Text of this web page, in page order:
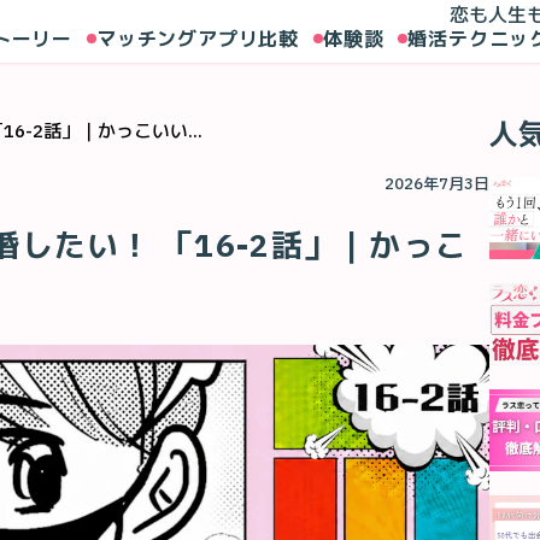
恋も人生
ーリー
マッチングアプリ比較 体験談 婚活テクニッ
2話」｜かっこいい...
2026年7月3日
したい！ 「16-2話」｜かっこ
人